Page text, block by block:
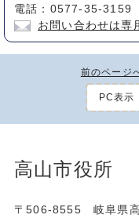
電話：0577-35-
お問い合わせは専
前のページ
PC表示
高山市役所
〒506-8555 岐阜県